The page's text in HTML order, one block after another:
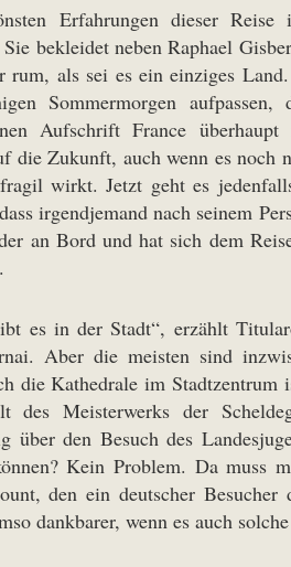
Erfahrungen dieser
bekleidet neben Raphael
rum, als sei es ein einziges
Sommermorgen
Aufschrift France
die Zukunft, auch wenn es
wirkt. Jetzt geht es
irgendjemand nach seinem
an Bord und hat sich dem
es in der Stadt“, erzählt
Aber die meisten sind
die Kathedrale im
des Meisterwerks der
den Besuch des
Kein Problem. Da muss
den ein deutscher
dankbarer, wenn es auch